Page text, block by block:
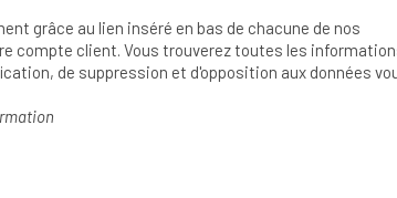
grâce au lien inséré en bas de chacune de nos
compte client. Vous trouverez toutes les
de suppression et d'opposition aux données